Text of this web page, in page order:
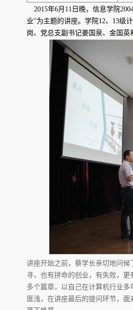
2015年6月11日晚，信息学院
业”为主题的讲座。学院12、13级
岗、党总支副书记姜国泉、金国
讲座开始之前，蔡学长亲切地问
寻，也有拼命的创业，有失败，更
多个篇章，以自己在计算机行业
匪浅，在讲座最后的提问环节，